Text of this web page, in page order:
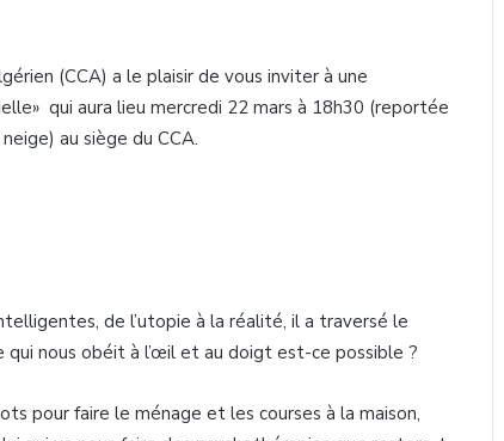
(CCA) a le plaisir de vous inviter à une
qui aura lieu mercredi 22 mars à 18h30 (reportée
au siège du CCA.
de l’utopie à la réalité, il a traversé le
nous obéit à l’œil et au doigt est-ce possible ?
pour faire le ménage et les courses à la maison,